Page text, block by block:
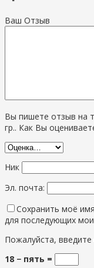
Ваш Отзыв
Вы пишете отзыв на
гр.. Как Вы
Ник
Эл. почта:
Сохранить моё
для последующих
Пожалуйста,
18 − пять =